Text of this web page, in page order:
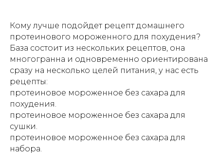
Кому лучше подойдет рецепт домашнего
протеинового мороженного для похудения?
База состоит из нескольких рецептов, она
многогранна и одновременно ориентирована
сразу на несколько целей питания, у нас есть
рецепты:
протеиновое мороженное без сахара для
похудения.
протеиновое мороженное без сахара для
сушки.
протеиновое мороженное без сахара для
набора.